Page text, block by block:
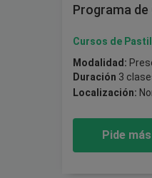
Programa
Cursos de
Modalidad:
Duración 3
Localización:
Pide